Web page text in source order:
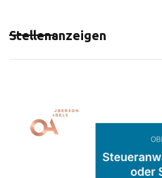
Stellenanzeigen